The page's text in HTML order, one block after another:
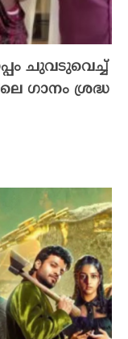
ചുവടുവെച്ച്
ഗാനം ശ്രദ്ധ